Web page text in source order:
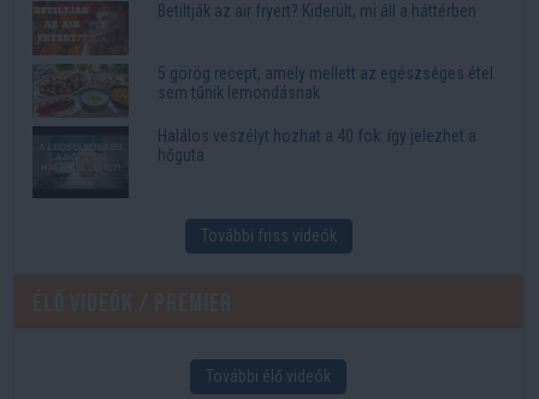
Betiltják az air fryert? Kiderült, mi áll a háttérben
5 görög recept, amely mellett az egészséges étel
sem tűnik lemondásnak
Halálos veszélyt hozhat a 40 fok: így jelezhet a
hőguta
További friss videók
További élő videók